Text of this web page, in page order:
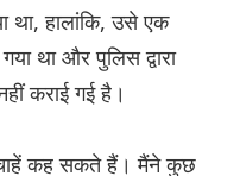
था, हालांकि, उसे एक
था और पुलिस द्वारा
कराई गई है।
कह सकते हैं। मैंने कुछ